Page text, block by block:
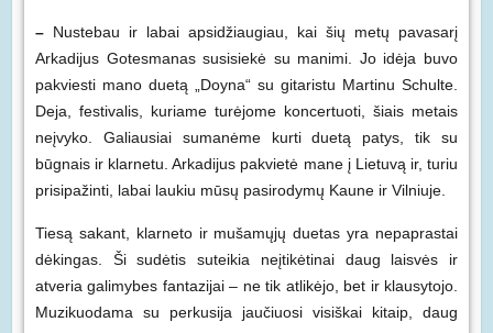
– Nustebau ir labai apsidžiaugiau, kai šių metų pavasarį
Arkadijus Gotesmanas susisiekė su manimi. Jo idėja buvo
pakviesti mano duetą „Doyna“ su gitaristu Martinu Schulte.
Deja, festivalis, kuriame turėjome koncertuoti, šiais metais
neįvyko. Galiausiai sumanėme kurti duetą patys, tik su
būgnais ir klarnetu. Arkadijus pakvietė mane į Lietuvą ir, turiu
prisipažinti, labai laukiu mūsų pasirodymų Kaune ir Vilniuje.
Tiesą sakant, klarneto ir mušamųjų duetas yra nepaprastai
dėkingas. Ši sudėtis suteikia neįtikėtinai daug laisvės ir
atveria galimybes fantazijai – ne tik atlikėjo, bet ir klausytojo.
Muzikuodama su perkusija jaučiuosi visiškai kitaip, daug